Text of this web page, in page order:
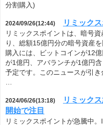
分割購入)
2024/09/26(12:44) リミック
リミックスポイントは、暗号
り、総額15億円分の暗号資産
購入には、ビットコインが12
が1億円、アバランチが1億円
予定です。このニュースが引き
2024/06/26(13:18)
リミック
開始で注目
リミックスポイントが急騰中